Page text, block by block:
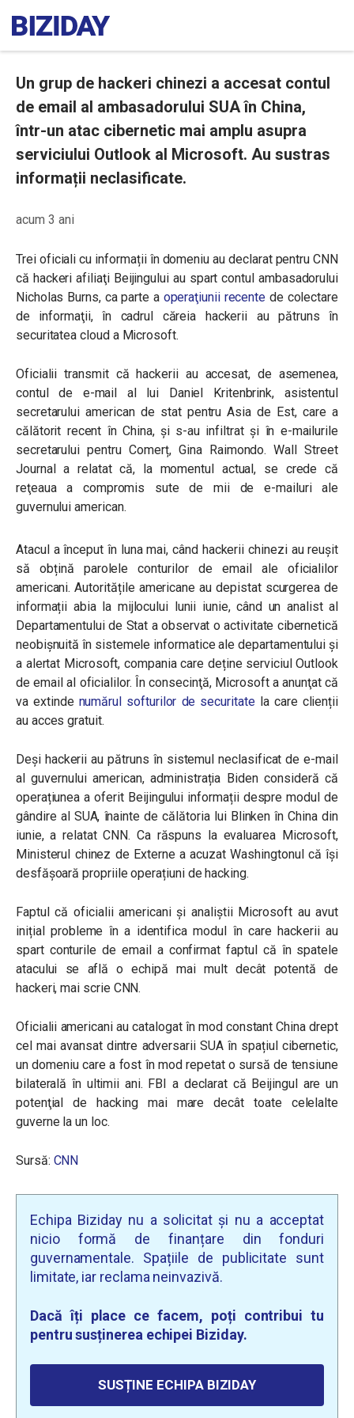
Un grup de hackeri chinezi a accesat contul
de email al ambasadorului SUA în China,
într-un atac cibernetic mai amplu asupra
serviciului Outlook al Microsoft. Au sustras
informații neclasificate.
acum 3 ani
Trei oficiali cu informații în domeniu au declarat pentru CNN
că hackeri afiliaţi Beijingului au spart contul ambasadorului
Nicholas Burns, ca parte a operaţiunii recente de colectare
de informaţii, în cadrul căreia hackerii au pătruns în
securitatea cloud a Microsoft.
Oficialii transmit că hackerii au accesat, de asemenea,
contul de e-mail al lui Daniel Kritenbrink, asistentul
secretarului american de stat pentru Asia de Est, care a
călătorit recent în China, şi s-au infiltrat şi în e-mailurile
secretarului pentru Comerț, Gina Raimondo. Wall Street
Journal a relatat că, la momentul actual, se crede că
reţeaua a compromis sute de mii de e-mailuri ale
guvernului american.
Atacul a început în luna mai, când hackerii chinezi au reușit
să obțină parolele conturilor de email ale oficialilor
americani. Autoritățile americane au depistat scurgerea de
informații abia la mijlocului lunii iunie, când un analist al
Departamentului de Stat a observat o activitate cibernetică
neobișnuită în sistemele informatice ale departamentului și
a alertat Microsoft, compania care deține serviciul Outlook
de email al oficialilor. În consecinţă, Microsoft a anunţat că
va extinde numărul softurilor de securitatela care clienții
au acces gratuit.
Deşi hackerii au pătruns în sistemul neclasificat de e-mail
al guvernului american, administrația Biden consideră că
operațiunea a oferit Beijingului informații despre modul de
gândire al SUA, înainte de călătoria lui Blinken în China din
iunie, a relatat CNN. Ca răspuns la evaluarea Microsoft,
Ministerul chinez de Externe a acuzat Washingtonul că își
desfășoară propriile operațiuni de hacking.
Faptul că oficialii americani și analiștii Microsoft au avut
inițial probleme în a identifica modul în care hackerii au
spart conturile de email a confirmat faptul că în spatele
atacului se află o echipă mai mult decât potentă de
hackeri, mai scrie CNN.
Oficialii americani au catalogat în mod constant China drept
cel mai avansat dintre adversarii SUA în spațiul cibernetic,
un domeniu care a fost în mod repetat o sursă de tensiune
bilaterală în ultimii ani. FBI a declarat că Beijingul are un
potenţial de hacking mai mare decât toate celelalte
guverne la un loc.
Sursă: CNN
Echipa Biziday nu a solicitat și nu a acceptat
nicio formă de finanțare din fonduri
guvernamentale. Spațiile de publicitate sunt
limitate, iar reclama neinvazivă.
Dacă îți place ce facem, poți contribui tu
pentru susținerea echipei Biziday.
SUSȚINE ECHIPA BIZIDAY